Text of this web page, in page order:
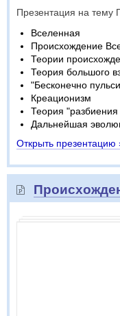
Презентация на тему
Вселенная
Происхождение
Теории
Теория большого
"Бесконечно
Креационизм
Теория "разбиения
Дальнейшая
Открыть презентацию